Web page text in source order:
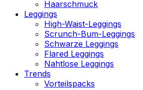
Haarschmuck
Leggings
High-Waist-Leggings
Scrunch-Bum-Leggings
Schwarze Leggings
Flared Leggings
Nahtlose Leggings
Trends
Vorteilspacks